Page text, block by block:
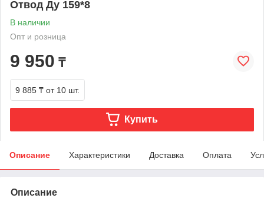
Отвод Ду 159*8
В наличии
Опт и розница
9 950 ₸
9 885 ₸ от 10 шт.
Купить
Описание Характеристики Доставка Оплата
Описание